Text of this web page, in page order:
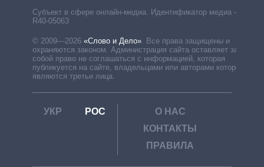
Субъект в сфере онлайн-медиа. Идентификатор медиа –
R40-05063
© 2009—2026 «Слово и Дело». Все права защищены и
охраняются законом. Администрация сайта оставляет за
собой право не соглашаться с информацией, которая
публикуется на сайте, владельцами или авторами которой
являются третьи лица.
УКР РОС
О НАС
КОНТАКТЫ
ПРАВИЛА